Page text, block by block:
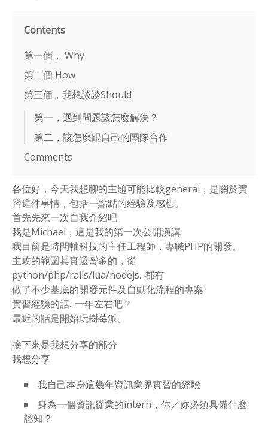
Contents
第一個， Why
第二個 How
第三個，我想談談Should
第一，遇到問題該怎麼解決？
第二，該怎麼跟自己的團隊合作
Comments
各位好，今天我想聊的主題可能比較general，是關於實
習這件事情，包括一點點的經驗及感想。
首先先來一次自我介紹吧
我是Michael，這是我的第一次公開演講
我目前是時間軸科技的主任工程師，專職PHP的開發。
主攻的範圍其實還蠻多的，從
python/php/rails/lua/nodejs...都有
做了不少基底的開發元件及自動化流程的專案
實習經驗的話...一年左右吧？
最近的話是開始玩樹莓派。
接下來是我想分享的部分
我想分享
我自己本身這幾年資訊業界實習的經驗
身為一個資訊從業的intern，你／妳必須具備什麼
認知？